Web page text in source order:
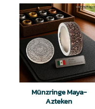
Münzringe Maya-
Azteken